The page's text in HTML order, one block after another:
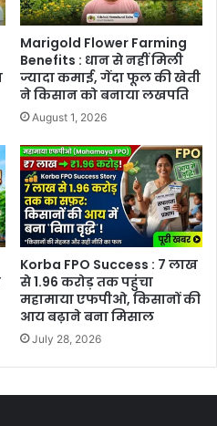
Marigold Flower Farming
Benefits : धान से नहीं मिली
ज्यादा कमाई, गेंदा फूल की खेती
ने किसान को बनाया लखपति
August 1, 2026
Korba FPO Success : 7 लाख
से 1.96 करोड़ तक पहुंचा
महामाया एफपीओ, किसानों की
आय बढ़ाने बना मिसाल
July 28, 2026